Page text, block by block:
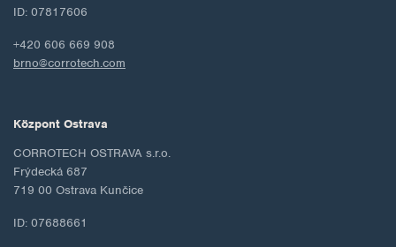
ID: 07817606
+420 606 669 908
brno@corrotech.com
Központ Ostrava
CORROTECH OSTRAVA s.r.o.
Frýdecká 687
719 00 Ostrava Kunčice
ID: 07688661